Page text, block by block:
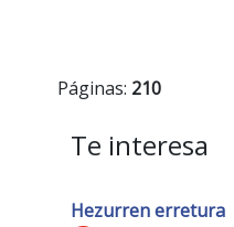
Páginas: 210
Te interesa
Hezurren erretura